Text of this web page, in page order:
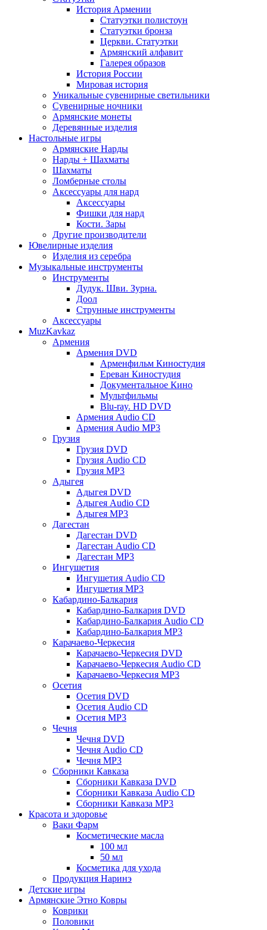
История Армении
Статуэтки полистоун
Статуэтки бронза
Церкви. Статуэтки
Армянский алфавит
Галерея образов
История России
Мировая история
Уникальные сувенирные светильники
Сувенирные ночники
Армянские монеты
Деревянные изделия
Настольные игры
Армянские Нарды
Нарды + Шахматы
Шахматы
Ломберные столы
Аксессуары для нард
Аксессуары
Фишки для нард
Кости. Зары
Другие производители
Ювелирные изделия
Изделия из серебра
Музыкальные инструменты
Инструменты
Дудук. Шви. Зурна.
Доол
Струнные инструменты
Аксессуары
MuzKavkaz
Армения
Армения DVD
Арменфильм Киностудия
Ереван Киностудия
Документальное Кино
Мультфильмы
Blu-ray. HD DVD
Армения Audio CD
Армения Audio MP3
Грузия
Грузия DVD
Грузия Audio CD
Грузия MP3
Адыгея
Адыгея DVD
Адыгея Audio CD
Адыгея MP3
Дагестан
Дагестан DVD
Дагестан Audio CD
Дагестан MP3
Ингушетия
Ингушетия Audio CD
Ингушетия MP3
Кабардино-Балкария
Кабардино-Балкария DVD
Кабардино-Балкария Audio CD
Кабардино-Балкария MP3
Карачаево-Черкесия
Карачаево-Черкесия DVD
Карачаево-Черкесия Audio CD
Карачаево-Черкесия MP3
Осетия
Осетия DVD
Осетия Audio CD
Осетия MP3
Чечня
Чечня DVD
Чечня Audio CD
Чечня MP3
Сборники Кавказа
Сборники Кавказа DVD
Сборники Кавказа Audio CD
Сборники Кавказа MP3
Красота и здоровье
Ваки Фарм
Косметические масла
100 мл
50 мл
Косметика для ухода
Продукция Наринэ
Детские игры
Армянские Этно Ковры
Коврики
Половики